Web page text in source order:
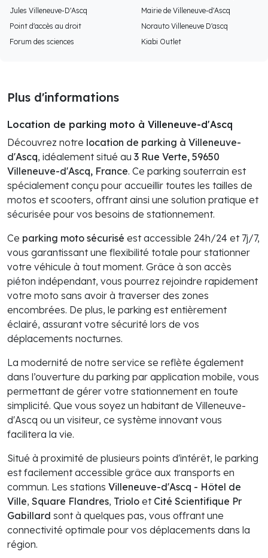
Jules Villeneuve-D'Ascq
Mairie de Villeneuve-d'Ascq
Point d'accès au droit
Norauto Villeneuve D'ascq
Forum des sciences
Kiabi Outlet
Plus d'informations
Location de parking moto à Villeneuve-d'Ascq
Découvrez notre location de parking à Villeneuve-
d'Ascq, idéalement situé au 3 Rue Verte, 59650
Villeneuve-d'Ascq, France. Ce parking souterrain est
spécialement conçu pour accueillir toutes les tailles de
motos et scooters, offrant ainsi une solution pratique et
sécurisée pour vos besoins de stationnement.
Ce parking moto sécurisé est accessible 24h/24 et 7j/7,
vous garantissant une flexibilité totale pour stationner
votre véhicule à tout moment. Grâce à son accès
piéton indépendant, vous pourrez rejoindre rapidement
votre moto sans avoir à traverser des zones
encombrées. De plus, le parking est entièrement
éclairé, assurant votre sécurité lors de vos
déplacements nocturnes.
La modernité de notre service se reflète également
dans l’ouverture du parking par application mobile, vous
permettant de gérer votre stationnement en toute
simplicité. Que vous soyez un habitant de Villeneuve-
d'Ascq ou un visiteur, ce système innovant vous
facilitera la vie.
Situé à proximité de plusieurs points d'intérêt, le parking
est facilement accessible grâce aux transports en
commun. Les stations Villeneuve-d'Ascq - Hôtel de
Ville, Square Flandres, Triolo et Cité Scientifique Pr
Gabillard sont à quelques pas, vous offrant une
connectivité optimale pour vos déplacements dans la
région.